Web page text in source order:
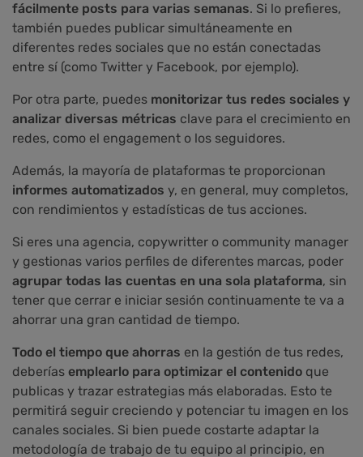
fácilmente posts para varias semanas. Si lo prefieres,
también puedes publicar simultáneamente en
diferentes redes sociales que no están conectadas
entre sí (como Twitter y Facebook, por ejemplo).
Por otra parte, puedes monitorizar tus redes sociales y
analizar diversas métricas clave para el crecimiento en
redes, como el engagement o los seguidores.
Además, la mayoría de plataformas te proporcionan
informes automatizados y, en general, muy completos,
con rendimientos y estadísticas de tus acciones.
Si eres una agencia, copywritter o community manager
y gestionas varios perfiles de diferentes marcas, poder
agrupar todas las cuentas en una sola plataforma, sin
tener que cerrar e iniciar sesión continuamente te va a
ahorrar una gran cantidad de tiempo.
Todo el tiempo que ahorras en la gestión de tus redes,
deberías emplearlo para optimizar el contenido que
publicas y trazar estrategias más elaboradas. Esto te
permitirá seguir creciendo y potenciar tu imagen en los
canales sociales. Si bien puede costarte adaptar la
metodología de trabajo de tu equipo al principio, en